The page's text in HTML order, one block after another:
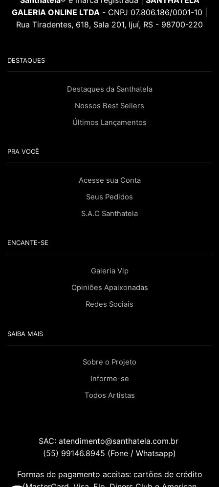
GALERIA ONLINE LTDA - CNPJ 07.806.186/0001-10 |
Rua Tiradentes, 618, Sala 201, Ijuí, RS - 98700-220
DESTAQUES
Destaques da Santhatela
Nossos Best Sellers
Últimos Lançamentos
PRA VOCÊ
Acesse sua Conta
Seus Pedidos
S.A.C Santhatela
ENCANTE-SE
Galeria Vip
Opiniões Apaixonadas
Redes Sociais
SAIBA MAIS
Sobre o Projeto
Informe-se
Todos Artistas
SAC: atendimento@santhatela.com.br
(55) 99146.8945 (Fone / Whatsapp)
Formas de pagamento aceitas: cartões de crédito